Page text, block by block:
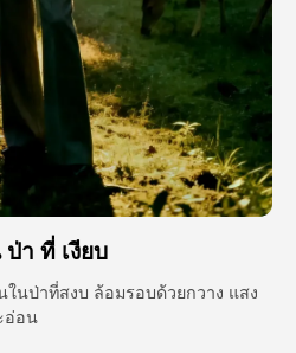
พลตทั้งหมด
า ที่ เงียบ
นป่าที่สงบ ล้อมรอบด้วยกวาง แสง
อ่อน